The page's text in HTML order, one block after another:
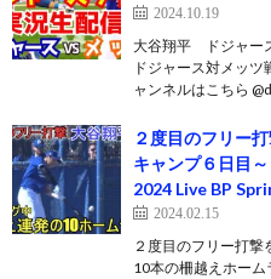
2024.10.19
大谷翔平 ドジャ
ドジャース対メッ
ャンネルはこちら
２度目のフリー
キャンプ６日目
2024 Live BP
2024.02.15
２度目のフリー打撃
10本の柵越えホーム